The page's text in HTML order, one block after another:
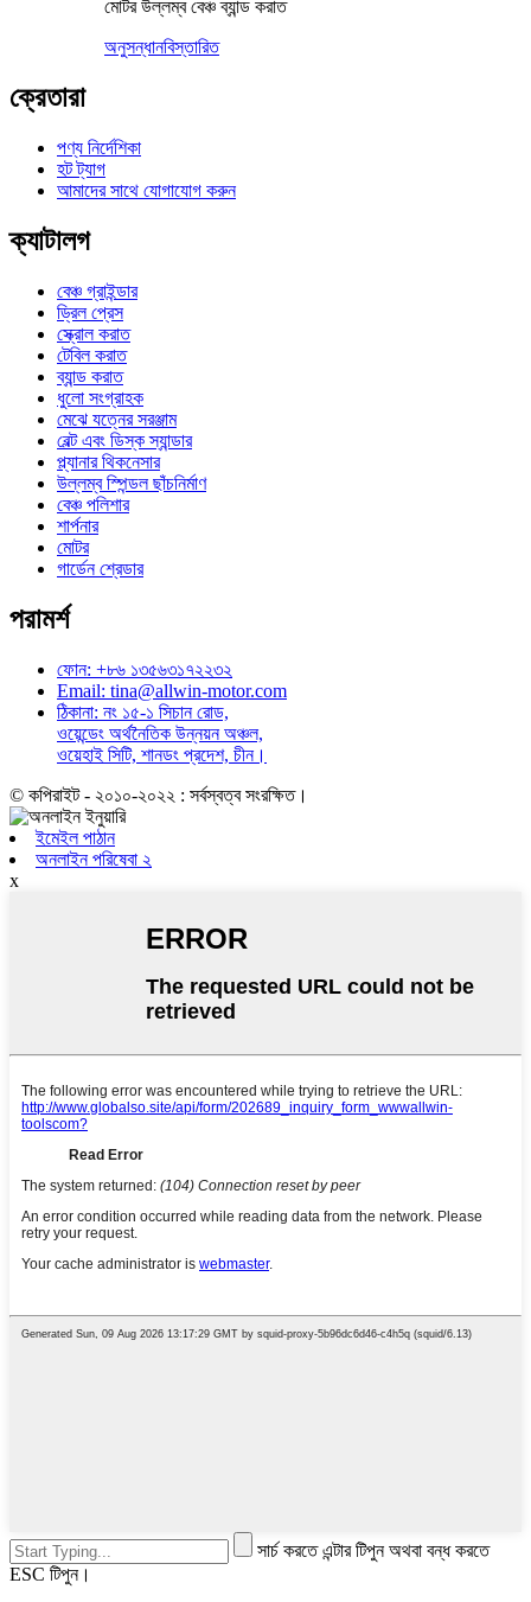
মোটর উল্লম্ব বেঞ্চ ব্যান্ড করাত
অনুসন্ধানবিস্তারিত
ক্রেতারা
পণ্য নির্দেশিকা
হট ট্যাগ
আমাদের সাথে যোগাযোগ করুন
ক্যাটালগ
বেঞ্চ গ্রাইন্ডার
ড্রিল প্রেস
স্ক্রোল করাত
টেবিল করাত
ব্যান্ড করাত
ধুলো সংগ্রাহক
মেঝে যত্নের সরঞ্জাম
বেল্ট এবং ডিস্ক স্যান্ডার
প্ল্যানার থিকনেসার
উল্লম্ব স্পিন্ডল ছাঁচনির্মাণ
বেঞ্চ পলিশার
শার্পনার
মোটর
গার্ডেন শ্রেডার
পরামর্শ
ফোন: +৮৬ ১৩৫৬৩১৭২২৩২
Email: tina@allwin-motor.com
ঠিকানা: নং ১৫-১ সিচান রোড,
ওয়েন্ডেং অর্থনৈতিক উন্নয়ন অঞ্চল,
ওয়েহাই সিটি, শানডং প্রদেশ, চীন।
© কপিরাইট - ২০১০-২০২২ : সর্বস্বত্ব সংরক্ষিত।
ইমেইল পাঠান
অনলাইন পরিষেবা ২
x
সার্চ করতে এন্টার টিপুন অথবা বন্ধ করতে
ESC টিপুন।